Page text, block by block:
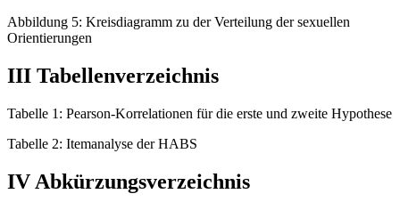
Abbildung 5: Kreisdiagramm zu der Verteilung der sexuellen
Orientierungen
III Tabellenverzeichnis
Tabelle 1: Pearson-Korrelationen für die erste und zweite Hypothese
Tabelle 2: Itemanalyse der HABS
IV Abkürzungsverzeichnis